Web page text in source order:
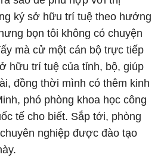
ký sở hữu trí tuệ theo hướng
bọn tôi không có chuyện
mà cử một cán bộ trực tiếp
hữu trí tuệ của tỉnh, bộ, giúp
đồng thời mình có thêm kinh
phó phòng khoa học công
tế cho biết. Sắp tới, phòng
nghiệp được đào tạo